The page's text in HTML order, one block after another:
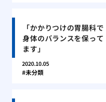
「かかりつけの胃腸科で
身体のバランスを保って
ます」
2020.10.05
未分類